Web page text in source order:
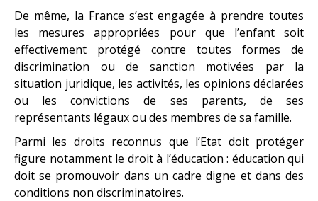
De même, la France s’est engagée à prendre toutes
les mesures appropriées pour que l’enfant soit
effectivement protégé contre toutes formes de
discrimination ou de sanction motivées par la
situation juridique, les activités, les opinions déclarées
ou les convictions de ses parents, de ses
représentants légaux ou des membres de sa famille.
Parmi les droits reconnus que l’Etat doit protéger
figure notamment le droit à l’éducation : éducation qui
doit se promouvoir dans un cadre digne et dans des
conditions non discriminatoires.